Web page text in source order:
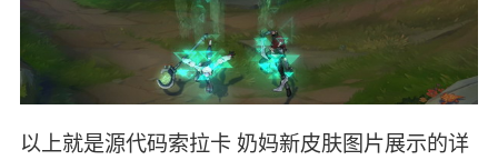
以上就是源代码索拉卡 奶妈新皮肤图片展示的详